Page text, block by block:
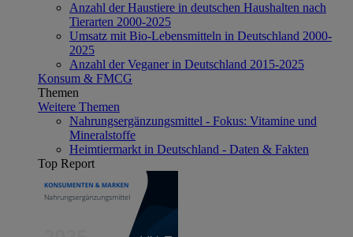
Anzahl der Haustiere in deutschen Haushalten nach
Tierarten 2000-2025
Umsatz mit Bio-Lebensmitteln in Deutschland 2000-
2025
Anzahl der Veganer in Deutschland 2015-2025
Konsum & FMCG
Themen
Weitere Themen
Nahrungsergänzungsmittel - Fokus: Vitamine und
Mineralstoffe
Heimtiermarkt in Deutschland - Daten & Fakten
Top Report